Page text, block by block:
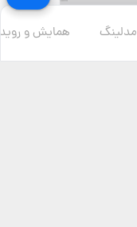
مدلینگ همایش و